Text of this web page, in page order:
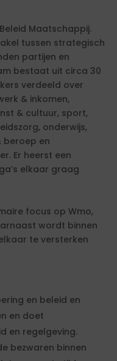
Maatschappij.
tussen strategisch
partijen en
bestaat uit circa 30
verdeeld over
& inkomen,
& cultuur, sport,
onderwijs,
beroep en
Er heerst een
elkaar graag
focus op Wmo,
wordt binnen
te versterken
en beleid en
en doet
en regelgeving.
bezwaren binnen